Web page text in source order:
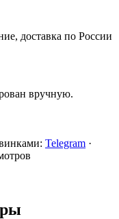
доставка по России
вручную.
Telegram ·